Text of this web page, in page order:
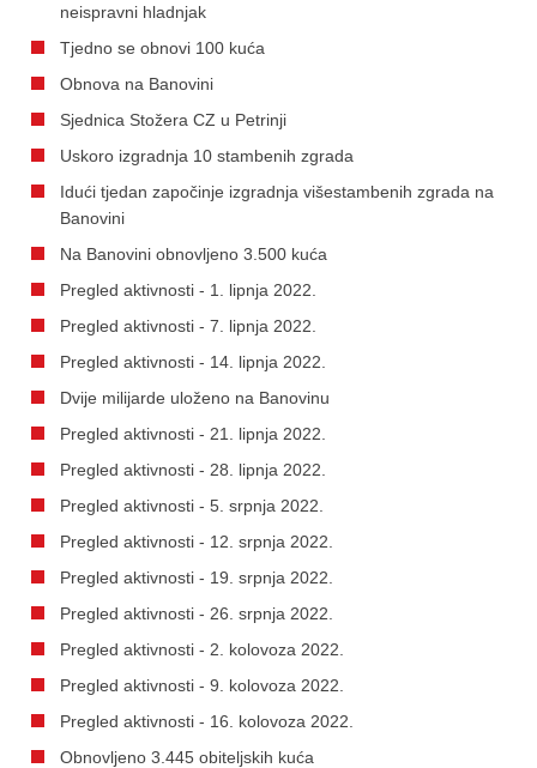
neispravni hladnjak
Tjedno se obnovi 100 kuća
Obnova na Banovini
Sjednica Stožera CZ u Petrinji
Uskoro izgradnja 10 stambenih zgrada
Idući tjedan započinje izgradnja višestambenih zgrada na
Banovini
Na Banovini obnovljeno 3.500 kuća
Pregled aktivnosti - 1. lipnja 2022.
Pregled aktivnosti - 7. lipnja 2022.
Pregled aktivnosti - 14. lipnja 2022.
Dvije milijarde uloženo na Banovinu
Pregled aktivnosti - 21. lipnja 2022.
Pregled aktivnosti - 28. lipnja 2022.
Pregled aktivnosti - 5. srpnja 2022.
Pregled aktivnosti - 12. srpnja 2022.
Pregled aktivnosti - 19. srpnja 2022.
Pregled aktivnosti - 26. srpnja 2022.
Pregled aktivnosti - 2. kolovoza 2022.
Pregled aktivnosti - 9. kolovoza 2022.
Pregled aktivnosti - 16. kolovoza 2022.
Obnovljeno 3.445 obiteljskih kuća